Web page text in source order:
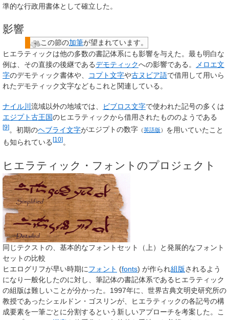
準的な行政用書体として確立した。
影響
この節の加筆が望まれています。
ヒエラティックは他の多数の書記体系にも影響を与えた。最も明白な
例は、その直接の後継であるデモティックへの影響である。
メロエ文
字のデモティック書体や、 コプト文字や古ヌビア語で借用して用いら
れたデモティック文字などもこれと関連している。
ナイル川 流域以外の地域では、 ビブロス文字で使われた記号の多くは
エジプト古王国のヒエラティックから借用されたもののようである
[9]。初期のヘブライ文字がエジプトの数字 （英語版 ） を用いていたこと
も知られている [10] 。
ヒエラティック・フォントのプロジェクト
同じテクストの、基本的なフォントセット（上）と発展的なフォント
セットの比較
ヒエログリフが早い時期にフォント (fonts) が作られ組版されるよう
になり一般化したのに対し、筆記体の書記体系であるヒエラティック
の組版は難しいことが分かった。1997年に、世界古典文明史研究所の
教授であったシェルドン・ゴスリンが、ヒエラティックの各記号の構
成要素を一筆ごとに分割するという新しいアプローチを考案した。こ